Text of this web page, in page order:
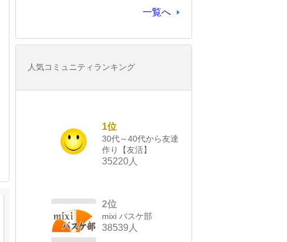
一覧へ
人気コミュニティランキング
1位
30代～40代から友達
作り【友活】
35220人
2位
mixi バスケ部
38539人